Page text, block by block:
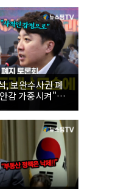
, 보완수사권 폐
감 가중시켜"｜
폐지 토론회